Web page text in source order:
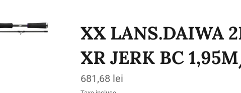
XX LANS.DAIWA
XR JERK BC
Preț
obișnuit
681,68 lei